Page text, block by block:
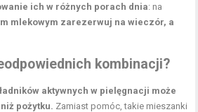
ich w różnych porach dnia: na
mlekowym zarezerwuj na wieczór, a
kombinacji?
aktywnych w pielęgnacji może
pożytku. Zamiast pomóc, takie mieszanki